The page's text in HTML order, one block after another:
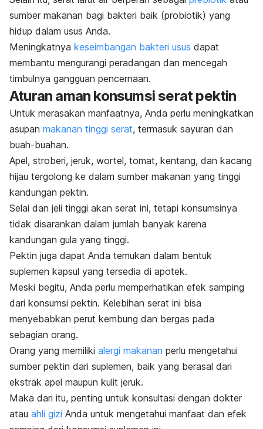
sumber makanan bagi bakteri baik (probiotik) yang
hidup dalam usus Anda.
Meningkatnya keseimbangan bakteri usus dapat
membantu mengurangi peradangan dan mencegah
timbulnya gangguan pencernaan.
Aturan aman konsumsi serat pektin
Untuk merasakan manfaatnya, Anda perlu meningkatkan
asupan makanan tinggi serat, termasuk sayuran dan
buah-buahan.
Apel, stroberi, jeruk, wortel, tomat, kentang, dan kacang
hijau tergolong ke dalam sumber makanan yang tinggi
kandungan pektin.
Selai dan jeli tinggi akan serat ini, tetapi konsumsinya
tidak disarankan dalam jumlah banyak karena
kandungan gula yang tinggi.
Pektin juga dapat Anda temukan dalam bentuk
suplemen kapsul yang tersedia di apotek.
Meski begitu, Anda perlu memperhatikan efek samping
dari konsumsi pektin. Kelebihan serat ini bisa
menyebabkan perut kembung dan bergas pada
sebagian orang.
Orang yang memiliki alergi makanan perlu mengetahui
sumber pektin dari suplemen, baik yang berasal dari
ekstrak apel maupun kulit jeruk.
Maka dari itu, penting untuk konsultasi dengan dokter
atau ahli gizi Anda untuk mengetahui manfaat dan efek